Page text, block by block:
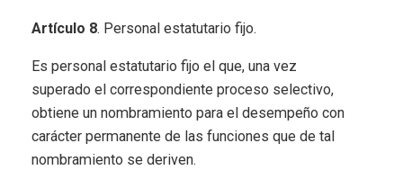
Artículo 8. Personal estatutario fijo.
Es personal estatutario fijo el que, una vez
superado el correspondiente proceso selectivo,
obtiene un nombramiento para el desempeño con
carácter permanente de las funciones que de tal
nombramiento se deriven.